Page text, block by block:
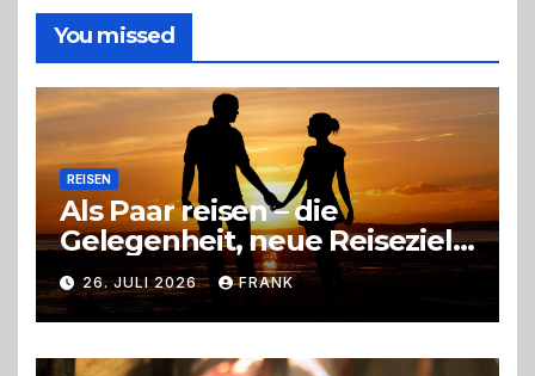
richtige
Entscheidung
You missed
REISEN
Als Paar reisen – die
Gelegenheit, neue Reiseziele
zu entdecken
26. JULI 2026 FRANK